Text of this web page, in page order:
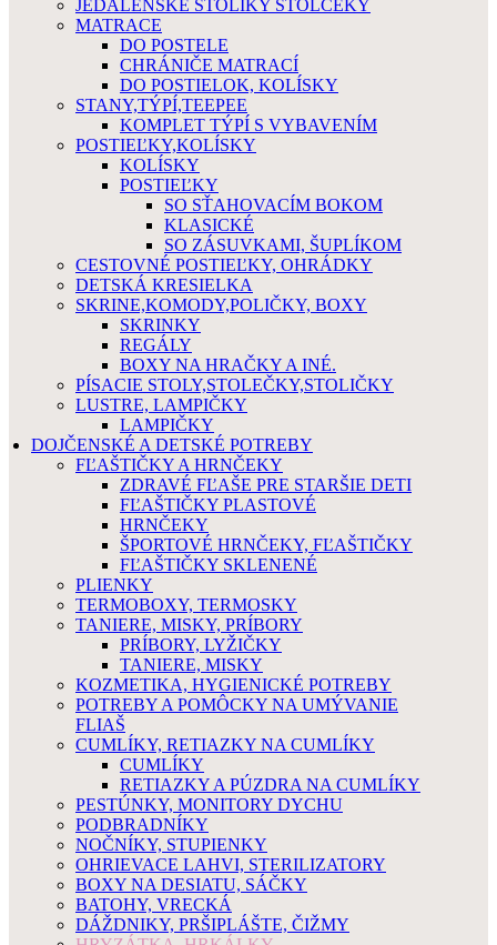
JEDÁLENSKÉ STOLÍKY STOLČEKY
MATRACE
DO POSTELE
CHRÁNIČE MATRACÍ
DO POSTIELOK, KOLÍSKY
STANY,TÝPÍ,TEEPEE
KOMPLET TÝPÍ S VYBAVENÍM
POSTIEĽKY,KOLÍSKY
KOLÍSKY
POSTIEĽKY
SO SŤAHOVACÍM BOKOM
KLASICKÉ
SO ZÁSUVKAMI, ŠUPLÍKOM
CESTOVNÉ POSTIEĽKY, OHRÁDKY
DETSKÁ KRESIELKA
SKRINE,KOMODY,POLIČKY, BOXY
SKRINKY
REGÁLY
BOXY NA HRAČKY A INÉ.
PÍSACIE STOLY,STOLEČKY,STOLIČKY
LUSTRE, LAMPIČKY
LAMPIČKY
DOJČENSKÉ A DETSKÉ POTREBY
FĽAŠTIČKY A HRNČEKY
ZDRAVÉ FĽAŠE PRE STARŠIE DETI
FĽAŠTIČKY PLASTOVÉ
HRNČEKY
ŠPORTOVÉ HRNČEKY, FĽAŠTIČKY
FĽAŠTIČKY SKLENENÉ
PLIENKY
TERMOBOXY, TERMOSKY
TANIERE, MISKY, PRÍBORY
PRÍBORY, LYŽIČKY
TANIERE, MISKY
KOZMETIKA, HYGIENICKÉ POTREBY
POTREBY A POMÔCKY NA UMÝVANIE
FLIAŠ
CUMLÍKY, RETIAZKY NA CUMLÍKY
CUMLÍKY
RETIAZKY A PÚZDRA NA CUMLÍKY
PESTÚNKY, MONITORY DYCHU
PODBRADNÍKY
NOČNÍKY, STUPIENKY
OHRIEVACE LAHVI, STERILIZATORY
BOXY NA DESIATU, SÁČKY
BATOHY, VRECKÁ
DÁŽDNIKY, PRŠIPLÁŠTE, ČIŽMY